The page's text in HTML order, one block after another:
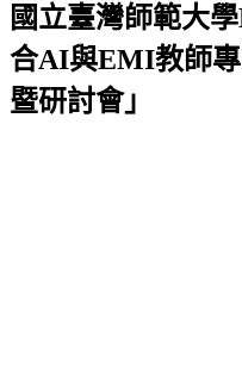
國立臺灣師範大
合AI與EMI教師
暨研討會」